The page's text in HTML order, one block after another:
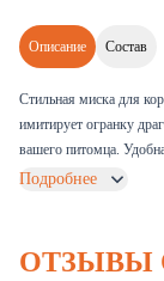
Описание Состав
Стильная миска для
имитирует огранку
вашего питомца.
Подробнее
ОТЗЫВЫ